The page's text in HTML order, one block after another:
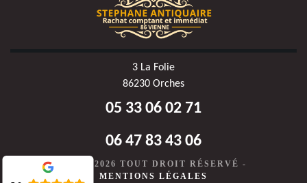
3 La Folie
86230 Orches
05 33 06 02 71
06 47 83 43 06
©2020-2026 TOUT DROIT RÉSERVÉ -
MENTIONS LÉGALES